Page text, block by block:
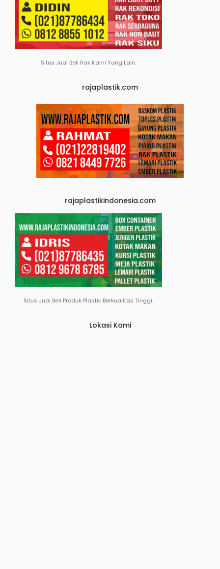
Situs Jual Beli Rak Kami Yang Lain.
rajaplastik.com
rajaplastikindonesia.com
Situs Jual Beli Produk Plastik Berkualitas Tinggi.
Lokasi Kami